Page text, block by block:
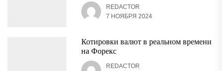
REDACTOR
7 НОЯБРЯ 2024
Котировки валют в реальном времени
на Форекс
REDACTOR